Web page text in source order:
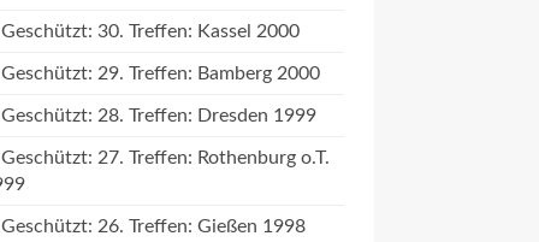
Geschützt: 30. Treffen: Kassel 2000
Geschützt: 29. Treffen: Bamberg 2000
Geschützt: 28. Treffen: Dresden 1999
Geschützt: 27. Treffen: Rothenburg o.T.
Geschützt: 26. Treffen: Gießen 1998